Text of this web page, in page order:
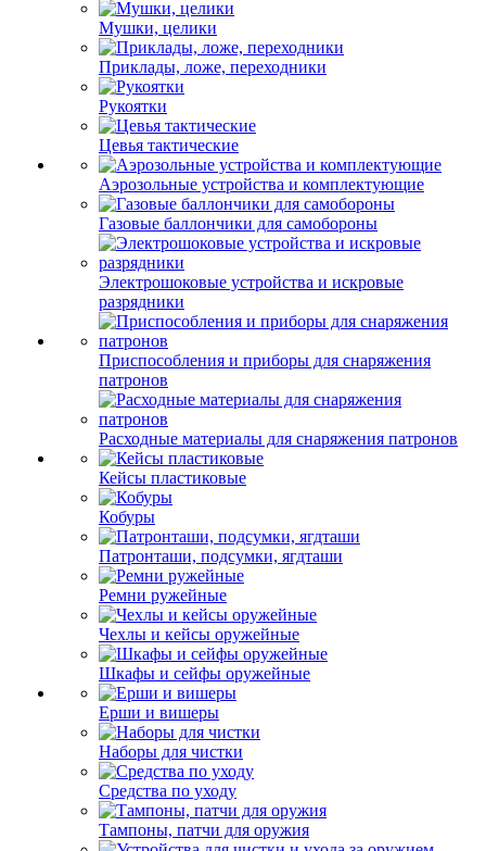
Мушки, целики
Приклады, ложе, переходники
Рукоятки
Цевья тактические
Аэрозольные устройства и комплектующие
Газовые баллончики для самобороны
Электрошоковые устройства и искровые
разрядники
Приспособления и приборы для снаряжения
патронов
Расходные материалы для снаряжения патронов
Кейсы пластиковые
Кобуры
Патронташи, подсумки, ягдташи
Ремни ружейные
Чехлы и кейсы оружейные
Шкафы и сейфы оружейные
Ерши и вишеры
Наборы для чистки
Средства по уходу
Тампоны, патчи для оружия